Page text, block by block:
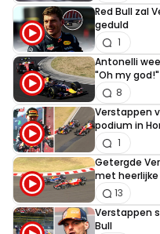
Red Bull zal
geduld
1
Antonelli
"Oh my god!"
8
Verstappen
podium in
1
Getergde
met
13
Verstappen
Bull